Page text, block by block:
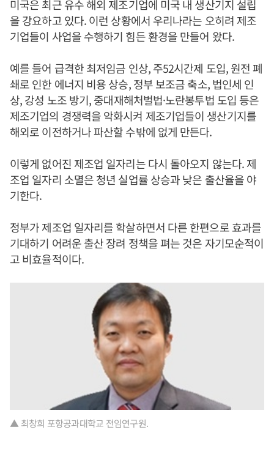
미국은 최근 유수 해외 제조기업에 미국 내 생산기지 설립
을 강요하고 있다. 이런 상황에서 우리나라는 오히려 제조
기업들이 사업을 수행하기 힘든 환경을 만들어 왔다.
예를 들어 급격한 최저임금 인상, 주52시간제 도입, 원전 폐
쇄로 인한 에너지 비용 상승, 정부 보조금 축소, 법인세 인
상, 강성 노조 방기, 중대재해처벌법·노란봉투법 도입 등은
제조기업의 경쟁력을 악화시켜 제조기업들이 생산기지를
해외로 이전하거나 파산할 수밖에 없게 만든다.
이렇게 없어진 제조업 일자리는 다시 돌아오지 않는다. 제
조업 일자리 소멸은 청년 실업률 상승과 낮은 출산율을 야
기한다.
정부가 제조업 일자리를 학살하면서 다른 한편으로 효과를
기대하기 어려운 출산 장려 정책을 펴는 것은 자기모순적이
고 비효율적이다.
▲ 최창희 포항공과대학교 전임연구원.